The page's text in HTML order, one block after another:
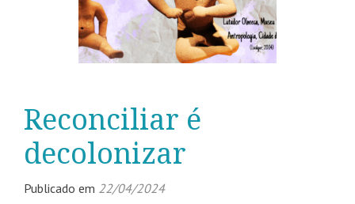
Reconciliar é
decolonizar
Publicado em 22/04/2024